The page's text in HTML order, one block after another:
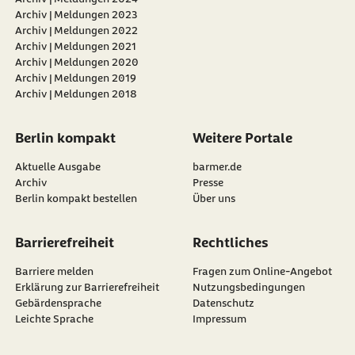
Archiv | Meldungen 2023
Archiv | Meldungen 2022
Archiv | Meldungen 2021
Archiv | Meldungen 2020
Archiv | Meldungen 2019
Archiv | Meldungen 2018
Berlin kompakt
Aktuelle Ausgabe
Archiv
Berlin kompakt bestellen
Weitere Portale
barmer.de
Presse
Über uns
Barrierefreiheit
Barriere melden
Erklärung zur Barrierefreiheit
Gebärdensprache
Leichte Sprache
Rechtliches
Fragen zum Online-Angebot
Nutzungsbedingungen
Datenschutz
Impressum